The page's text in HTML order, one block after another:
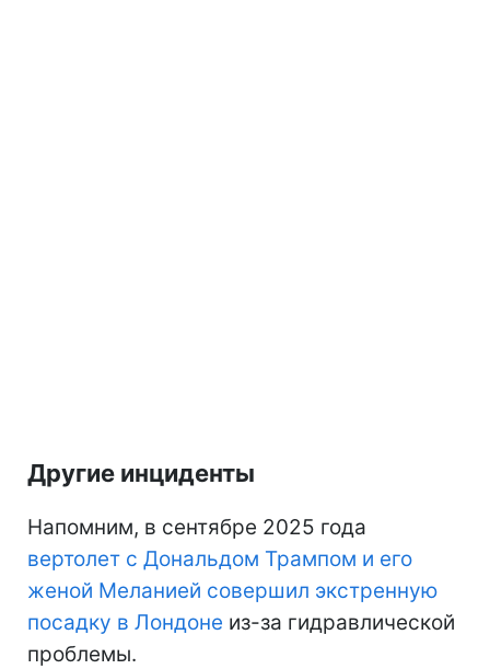
Другие инциденты
Напомним, в сентябре 2025 года
вертолет с Дональдом Трампом и его
женой Меланией совершил экстренную
посадку в Лондоне из-за гидравлической
проблемы.